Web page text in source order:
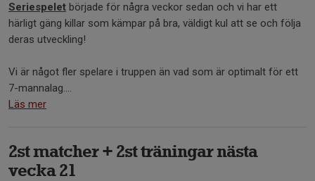
Seriespelet började för några veckor sedan och vi har ett
härligt gäng killar som kämpar på bra, väldigt kul att se och följa
deras utveckling!
Vi är något fler spelare i truppen än vad som är optimalt för ett
7-mannalag....
Läs mer
2st matcher + 2st träningar nästa
vecka 21